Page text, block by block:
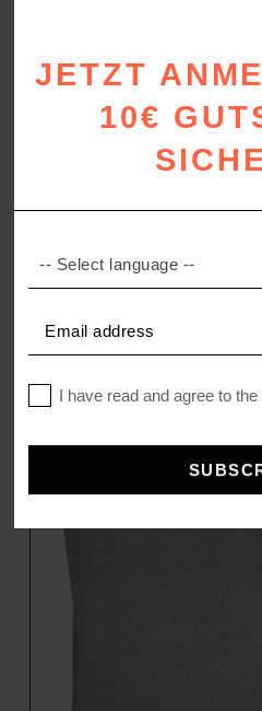
Handtuch aus Premium
6,50€– 59,95€
JETZT
10€